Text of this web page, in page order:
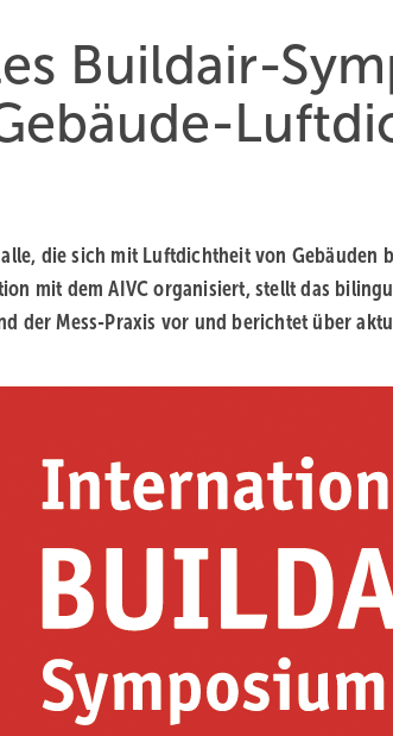
Buildair-
die sich mit Luftdichtheit von Gebäuden
mit dem AIVC organisiert, stellt das
der Mess-Praxis vor und berichtet über